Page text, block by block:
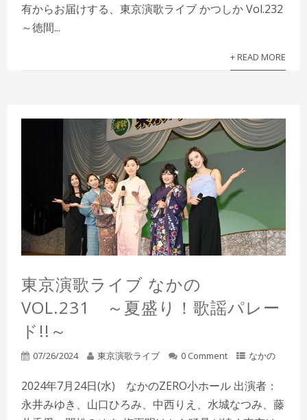
有からお届けする、東京演歌ライブ かつしか Vol.232
～徳間...
+ READ MORE
東京演歌ライブ なかの
VOL.231 ～夏盛り！歌謡パレー
ド!!～
07/26/2024 東京演歌ライブ 0 Comment なかの
2024年7月24日(水) なかのZERO小ホール 出演者：
永井みゆき、山口ひろみ、中西りえ、水城なつみ、藤